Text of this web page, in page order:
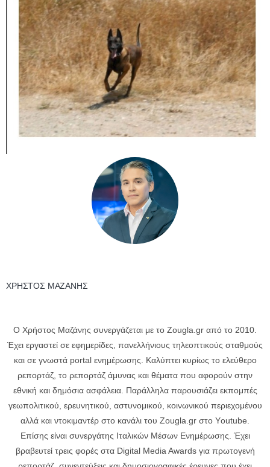
ΧΡΗΣΤΟΣ ΜΑΖΑΝΗΣ
Ο Χρήστος Μαζάνης συνεργάζεται με το Zougla.gr από το 2010.
Έχει εργαστεί σε εφημερίδες, πανελλήνιους τηλεοπτικούς σταθμούς
και σε γνωστά portal ενημέρωσης. Καλύπτει κυρίως το ελεύθερο
ρεπορτάζ, το ρεπορτάζ άμυνας και θέματα που αφορούν στην
εθνική και δημόσια ασφάλεια. Παράλληλα παρουσιάζει εκπομπές
γεωπολιτικού, ερευνητικού, αστυνομικού, κοινωνικού περιεχομένου
αλλά και ντοκιμαντέρ στο κανάλι του Ζοugla.gr στο Υoutube.
Επίσης είναι συνεργάτης Ιταλικών Μέσων Ενημέρωσης. Έχει
βραβευτεί τρεις φορές στα Digital Media Awards για πρωτογενή